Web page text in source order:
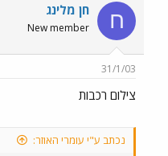
ח חן מלינג
New member
31/1/03
צילום רכבות
נכתב ע"י עומרי האוזר: